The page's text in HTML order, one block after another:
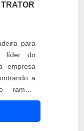
para
líder do
empresa
a
ramo.É
sempre
no
garantir a